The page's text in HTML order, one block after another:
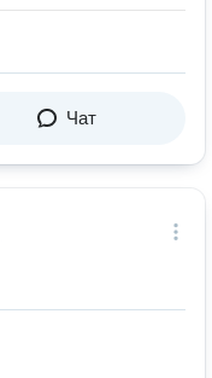
Чат